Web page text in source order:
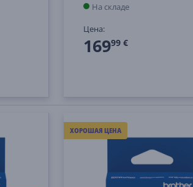
На складе
Цена:
16999 €
ХОРОШАЯ ЦЕНА